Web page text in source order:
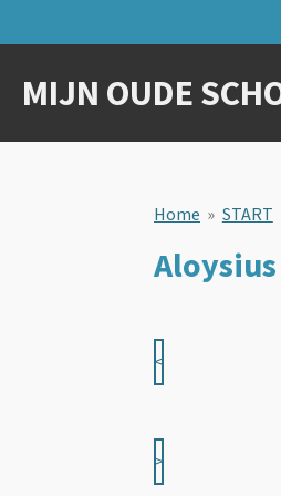
direct
deMIJN OUDE
Home » START
Aloysius
<
>